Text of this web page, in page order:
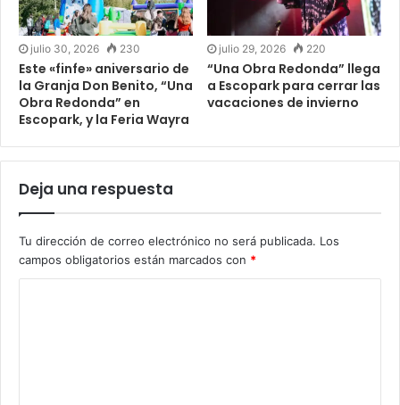
julio 30, 2026 230
Este «finfe» aniversario de
la Granja Don Benito, “Una
Obra Redonda” en
Escopark, y la Feria Wayra
julio 29, 2026 220
“Una Obra Redonda” llega
a Escopark para cerrar las
vacaciones de invierno
Deja una respuesta
Tu dirección de correo electrónico no será publicada. Los
campos obligatorios están marcados con *